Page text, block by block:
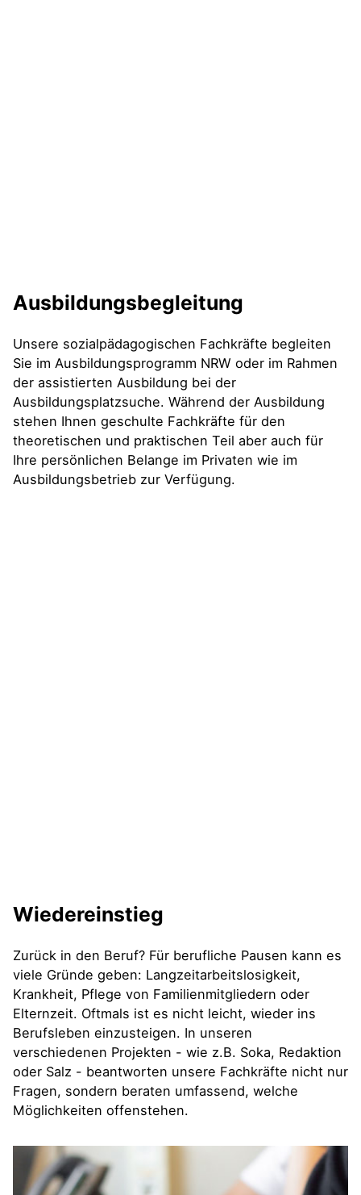
Ausbildungsbegleitung
Unsere sozialpädagogischen Fachkräfte begleiten
Sie im Ausbildungsprogramm NRW oder im Rahmen
der assistierten Ausbildung bei der
Ausbildungsplatzsuche. Während der Ausbildung
stehen Ihnen geschulte Fachkräfte für den
theoretischen und praktischen Teil aber auch für
Ihre persönlichen Belange im Privaten wie im
Ausbildungsbetrieb zur Verfügung.
Wiedereinstieg
Zurück in den Beruf? Für berufliche Pausen kann es
viele Gründe geben: Langzeitarbeitslosigkeit,
Krankheit, Pflege von Familienmitgliedern oder
Elternzeit. Oftmals ist es nicht leicht, wieder ins
Berufsleben einzusteigen. In unseren
verschiedenen Projekten - wie z.B. Soka, Redaktion
oder Salz - beantworten unsere Fachkräfte nicht nur
Fragen, sondern beraten umfassend, welche
Möglichkeiten offenstehen.